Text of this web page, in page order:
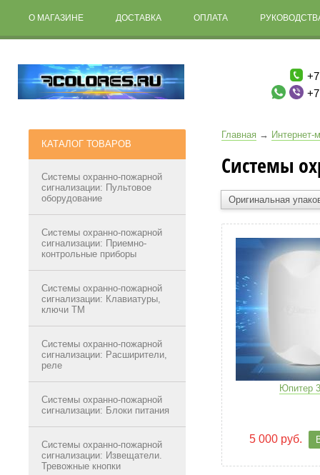
О МАГАЗИНЕ ДОСТАВКА ОПЛАТА
КАТАЛОГ ТОВАРОВ
Системы охранно-пожарной
сигнализации: Пультовое
оборудование
Системы охранно-пожарной
сигнализации: Приемно-
контрольные приборы
Системы охранно-пожарной
сигнализации: Клавиатуры,
ключи ТМ
Системы охранно-пожарной
сигнализации: Расширители,
реле
Системы охранно-пожарной
сигнализации: Блоки питания
Системы охранно-пожарной
сигнализации: Извещатели.
Тревожные кнопки
Главная → Интернет-
Системы
Оригинальная
Юпитер
5 000 руб.